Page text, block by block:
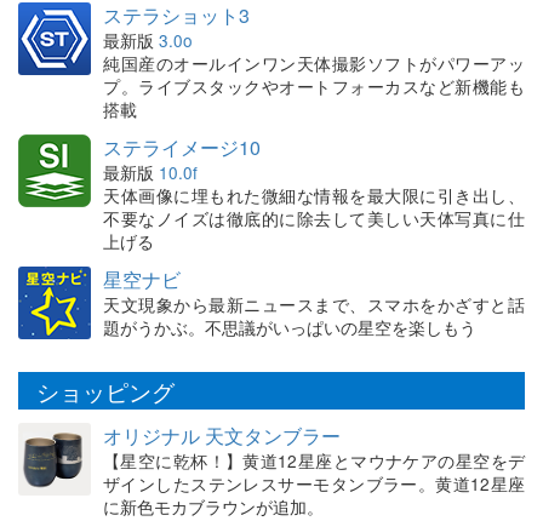
ステラショット3
最新版 3.0o
純国産のオールインワン天体撮影ソフトがパワーアッ
プ。ライブスタックやオートフォーカスなど新機能も
搭載
ステライメージ10
最新版 10.0f
天体画像に埋もれた微細な情報を最大限に引き出し、
不要なノイズは徹底的に除去して美しい天体写真に仕
上げる
星空ナビ
天文現象から最新ニュースまで、スマホをかざすと話
題がうかぶ。不思議がいっぱいの星空を楽しもう
ショッピング
オリジナル 天文タンブラー
【星空に乾杯！】黄道12星座とマウナケアの星空をデ
ザインしたステンレスサーモタンブラー。黄道12星座
に新色モカブラウンが追加。